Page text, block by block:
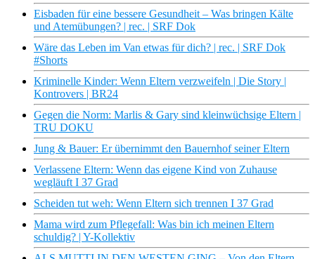
Eisbaden für eine bessere Gesundheit – Was bringen Kälte
und Atemübungen? | rec. | SRF Dok
Wäre das Leben im Van etwas für dich? | rec. | SRF Dok
#Shorts
Kriminelle Kinder: Wenn Eltern verzweifeln | Die Story |
Kontrovers | BR24
Gegen die Norm: Marlis & Gary sind kleinwüchsige Eltern |
TRU DOKU
Jung & Bauer: Er übernimmt den Bauernhof seiner Eltern
Verlassene Eltern: Wenn das eigene Kind von Zuhause
wegläuft I 37 Grad
Scheiden tut weh: Wenn Eltern sich trennen I 37 Grad
Mama wird zum Pflegefall: Was bin ich meinen Eltern
schuldig? | Y-Kollektiv